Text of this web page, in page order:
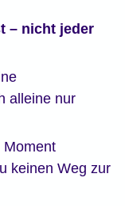
– nicht jeder
alleine nur
Moment
keinen Weg zur